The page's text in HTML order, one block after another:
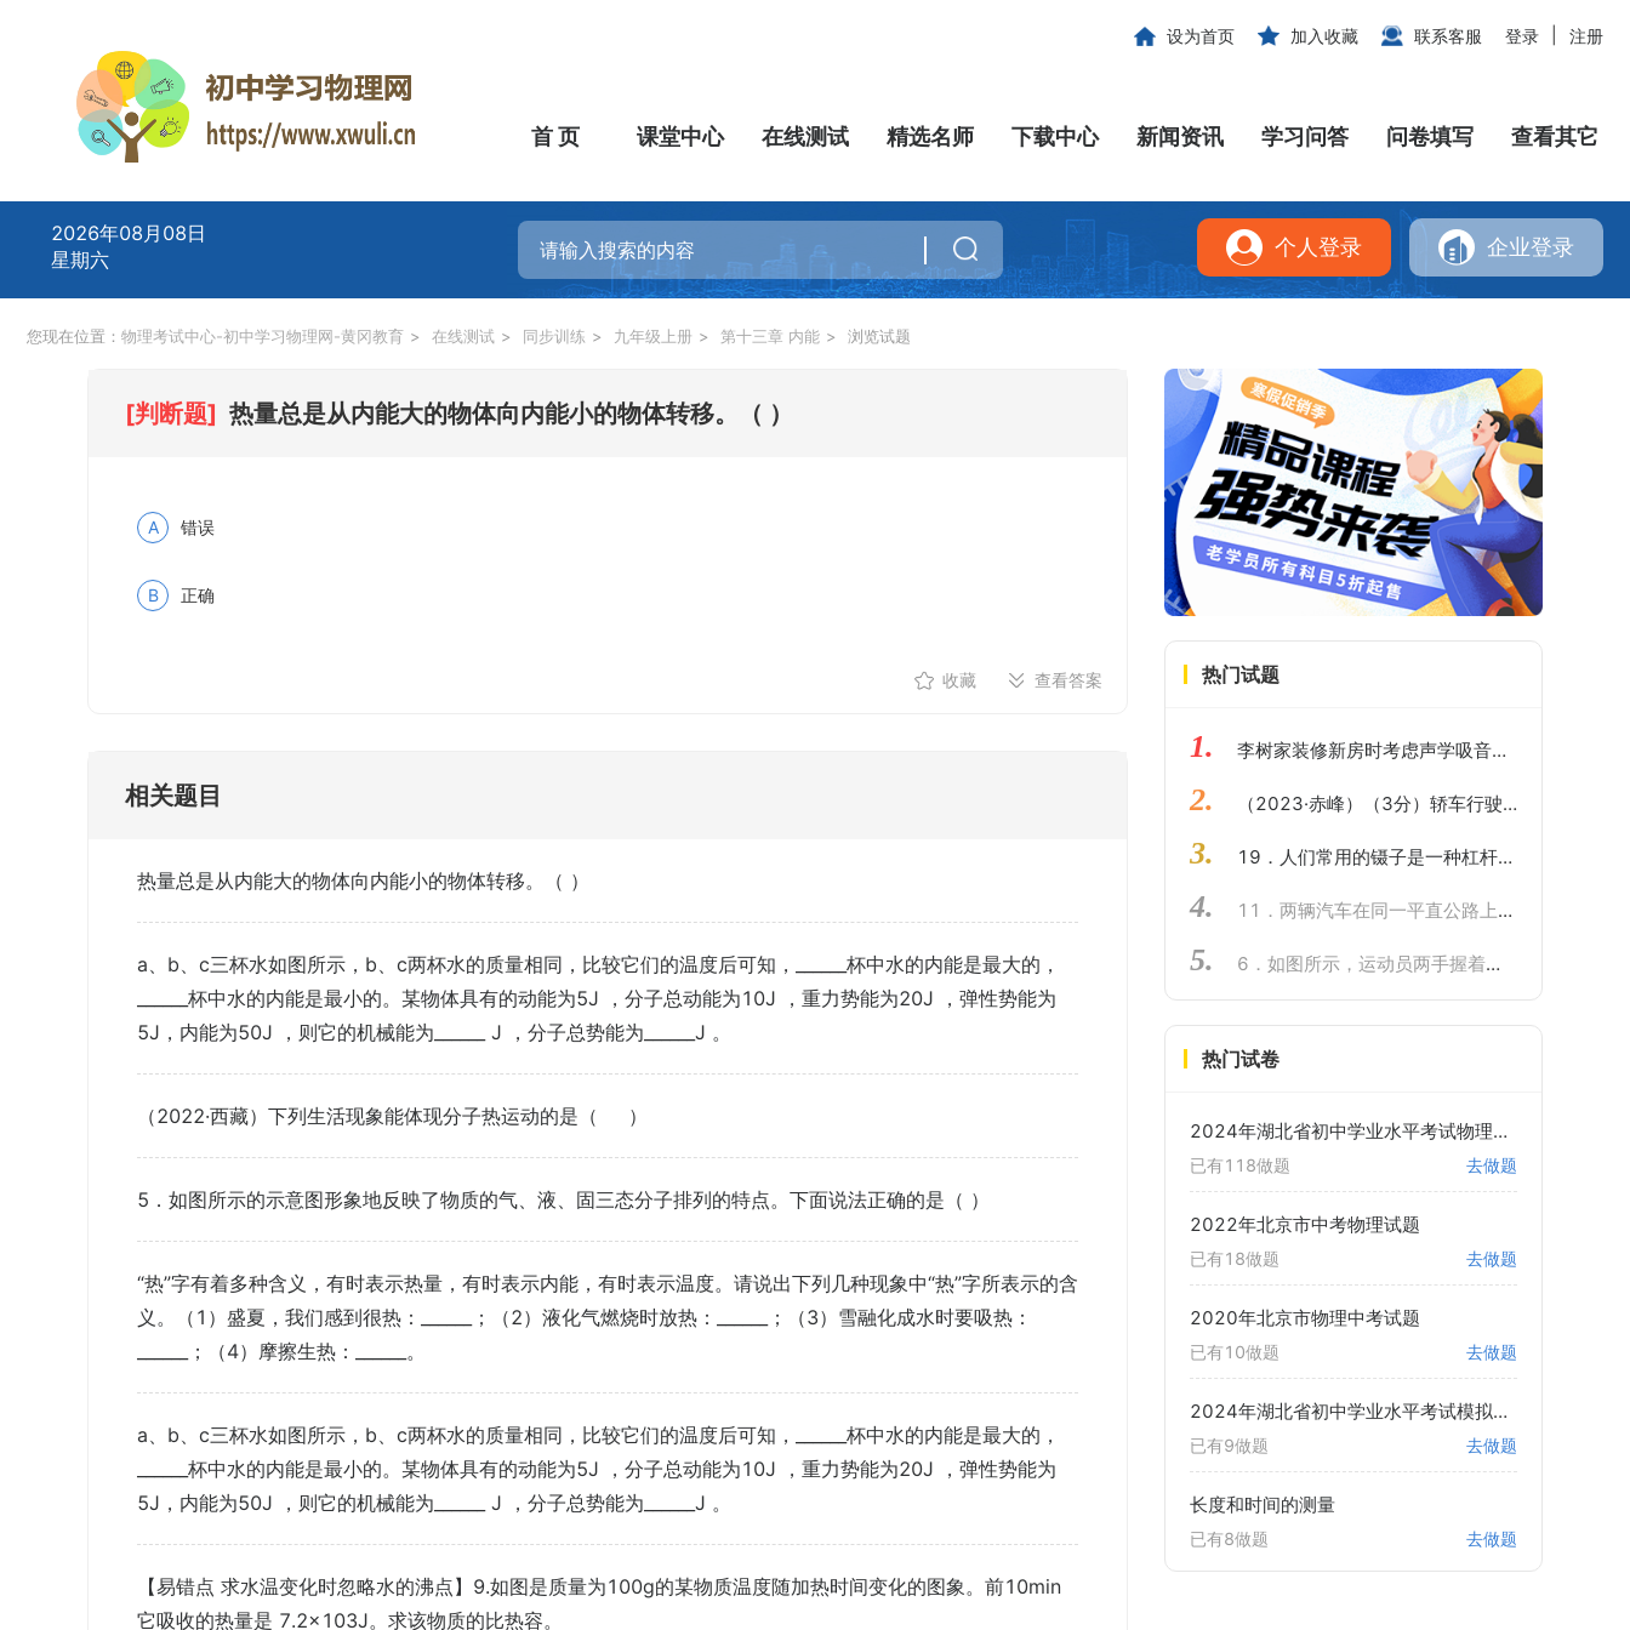
设为首页 加入收藏 联系客服 登录 注册
首 页 课堂中心 在线测试 精选名师 下载中心 新闻资讯 学习问答 问卷填写 查看其它
2026年08月08日
星期六
个人登录 企业登录
您现在位置： 物理考试中心-初中学习物理网-黄冈教育 > 在线测试 > 同步训练 > 九年级上册 > 第十三章 内能 > 浏览试题
[判断题] 热量总是从内能大的物体向内能小的物体转移。（ ）
A 错误
B 正确
收藏 查看答案
相关题目
热量总是从内能大的物体向内能小的物体转移。（ ）
a、b、c三杯水如图所示，b、c两杯水的质量相同，比较它们的温度后可知，______杯中水的内能是最大的，
______杯中水的内能是最小的。某物体具有的动能为5J ，分子总动能为10J ，重力势能为20J ，弹性势能为
5J，内能为50J ，则它的机械能为______ J ，分子总势能为______J 。
（2022·西藏）下列生活现象能体现分子热运动的是（ ）
5．如图所示的示意图形象地反映了物质的气、液、固三态分子排列的特点。下面说法正确的是（ ）
“热”字有着多种含义，有时表示热量，有时表示内能，有时表示温度。请说出下列几种现象中“热”字所表示的含
义。（1）盛夏，我们感到很热：______；（2）液化气燃烧时放热：______；（3）雪融化成水时要吸热：
______；（4）摩擦生热：______。
a、b、c三杯水如图所示，b、c两杯水的质量相同，比较它们的温度后可知，______杯中水的内能是最大的，
______杯中水的内能是最小的。某物体具有的动能为5J ，分子总动能为10J ，重力势能为20J ，弹性势能为
5J，内能为50J ，则它的机械能为______ J ，分子总势能为______J 。
【易错点 求水温变化时忽略水的沸点】9.如图是质量为100g的某物质温度随加热时间变化的图象。前10min
它吸收的热量是 7.2×103J。求该物质的比热容。
热门试题
1. 李树家装修新房时考虑声学吸音效果。他想比较几种常见装修材料的吸音性能，他找来相同的三种小块材料（聚酯棉、软木、泡沫），进行了图示实验：桌面上放一个玻璃杯，在玻璃杯下分别放上待测试的小块材料，将悬挂在细线下的小球拉到同一高度释放去敲击玻璃杯，仔细比较玻璃杯发出的声音大小。（1）他找来相同的四种小块材料（聚酯棉、软木、泡沫），这里的相同主要是指______ (质量、体积、厚度)。（2）在操作时每次将悬挂在细线下的小球拉到同一高度释放去敲击玻璃杯的目的是______。 （3）小明实验数据记录如下表：你认为表中空格处应填入______；材料种类聚酯棉软木泡沫玻璃杯发声大小最小最大较大最强最弱较弱（4）小明实验中的三种材料，仅从吸音性能的角度考虑，最适合隔音墙装修的是______；（5）从上面实验中你认为影响吸音性能的因素有______（写出一个即可）。
2. （2023·赤峰）（3分）轿车行驶过程中，油箱中的汽油逐渐减少，剩余汽油的热值、密度变化情况为（ ）
3. 19．人们常用的镊子是一种杠杆。如图所示，用镊子夹取物体时，手压在B点处，则支点在____________点处，阻力作用点在C点处，是____________杠杆（填“省力”、“费力”或“等臂”）。
4. 11．两辆汽车在同一平直公路上同时出发，其路程s与时间t的关系如图所示。由图象可知，甲车的速度_______乙车的速度（选填“＜”“＝”或“＞”），甲车的速度为_______m/s，当t＝40s时，甲、乙两车相距_______ m。
5. 6．如图所示，运动员两手握着链球的把手，人和球同时旋转，最后加力使球脱手 而出。运动员和球同时旋转时，手感觉受到一个很大的拉力作用，这个力的施力物体是（ ）
热门试卷
2024年湖北省初中学业水平考试物理试题
去做题
已有118做题
2022年北京市中考物理试题
去做题
已有18做题
2020年北京市物理中考试题
去做题
已有10做题
2024年湖北省初中学业水平考试模拟演练 物理试卷
去做题
已有9做题
长度和时间的测量
去做题
已有8做题